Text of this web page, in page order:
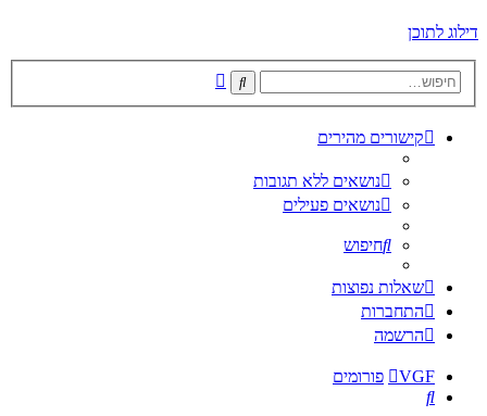
דילוג לתוכן
חיפוש
קישורים מהירים
נושאים ללא תגובות
נושאים פעילים
חיפוש
שאלות נפוצות
התחברות
הרשמה
VGF
פורומים
חיפוש